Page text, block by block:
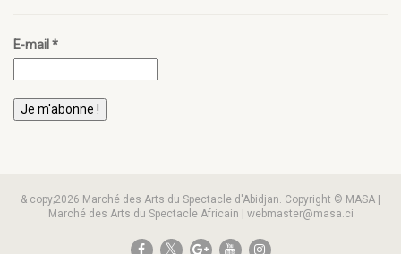
E-mail*
& copy;2026 Marché des Arts du Spectacle d'Abidjan. Copyright © MASA |
Marché des Arts du Spectacle Africain | webmaster@masa.ci